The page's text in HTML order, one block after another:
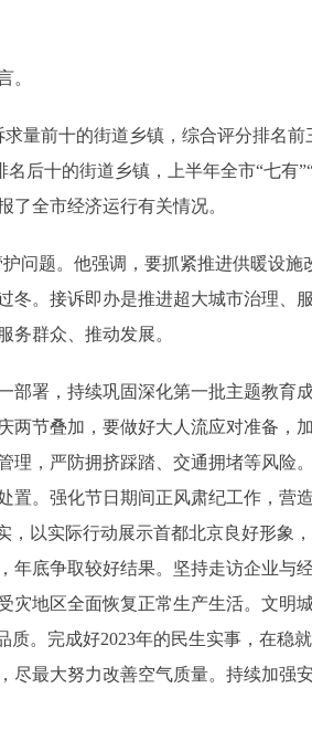
。
量前十的街道乡镇，综合评分排名前
后十的街道乡镇，上半年全市“七有
全市经济运行有关情况。
问题。他强调，要抓紧推进供暖设施
冬。接诉即办是推进超大城市治理、
务群众、推动发展。
署，持续巩固深化第一批主题教育
两节叠加，要做好大人流应对准备，
理，严防拥挤踩踏、交通拥堵等风险
置。强化节日期间正风肃纪工作，营
，以实际行动展示首都北京良好形象
年底争取较好结果。坚持走访企业与
灾地区全面恢复正常生产生活。文明
。完成好2023年的民生实事，在稳
尽最大努力改善空气质量。持续加强